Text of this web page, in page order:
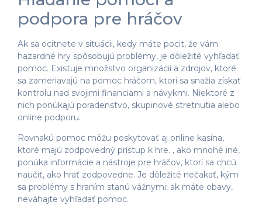
podpora pre hráčov
Ak sa ocitnete v situácii, kedy máte pocit, že vám
hazardné hry spôsobujú problémy, je dôležité vyhľadať
pomoc. Existuje množstvo organizácií a zdrojov, ktoré
sa zameriavajú na pomoc hráčom, ktorí sa snažia získať
kontrolu nad svojimi financiami a návykmi. Niektoré z
nich ponúkajú poradenstvo, skupinové stretnutia alebo
online podporu.
Rovnakú pomoc môžu poskytovať aj online kasína,
ktoré majú zodpovedný prístup k hre. , ako mnohé iné,
ponúka informácie a nástroje pre hráčov, ktorí sa chcú
naučiť, ako hrať zodpovedne. Je dôležité nečakať, kým
sa problémy s hraním stanú vážnymi; ak máte obavy,
neváhajte vyhľadať pomoc.